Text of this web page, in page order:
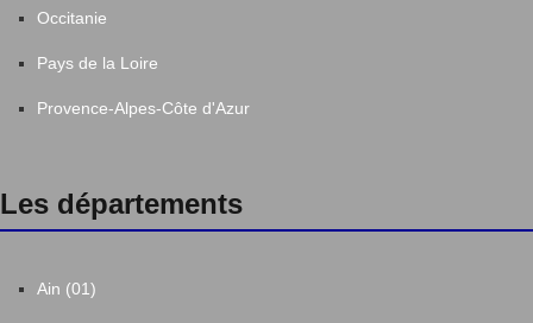
Occitanie
Pays de la Loire
Provence-Alpes-Côte d'Azur
Les départements
Ain (01)